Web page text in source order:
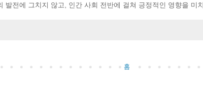
발전에 그치지 않고, 인간 사회 전반에 걸쳐 긍정적인 영향을 미
홈